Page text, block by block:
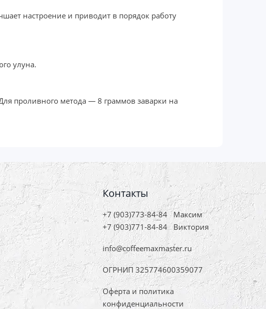
настроение и приводит в порядок работу
улуна.
проливного метода — 8 граммов заварки на
Контакты
+7 (903)773-84-84Максим
+7 (903)771-84-84Виктория
info@coffeemaxmaster.ru
ОГРНИП 325774600359077
Оферта и политика
конфиденциальности